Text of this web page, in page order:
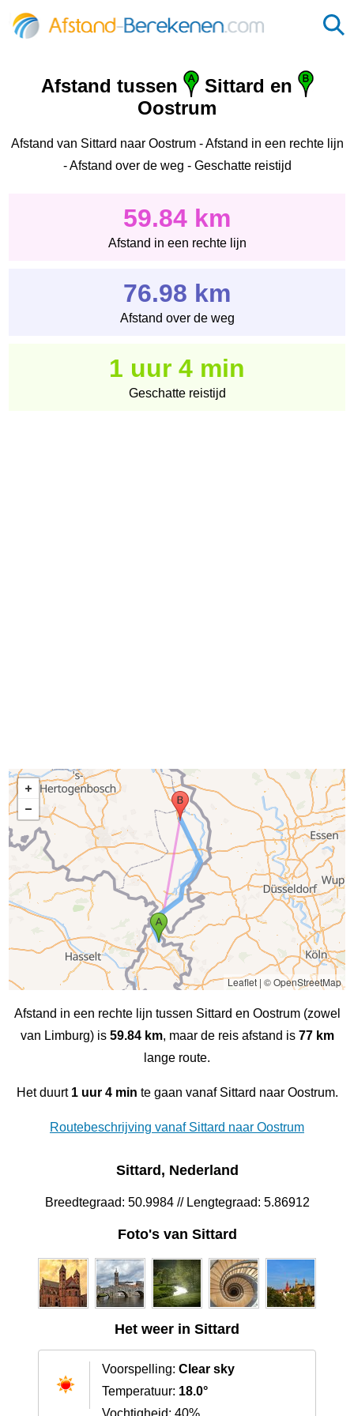
Afstand tussen
Sittard en
Oostrum
Afstand van Sittard naar Oostrum - Afstand in een rechte lijn
- Afstand over de weg - Geschatte reistijd
59.84 km
Afstand in een rechte lijn
76.98 km
Afstand over de weg
1 uur 4 min
Geschatte reistijd
Leaflet| © OpenStreetMap
Afstand in een rechte lijn tussen Sittard en Oostrum (zowel
van Limburg) is 59.84 km, maar de reis afstand is 77 km
lange route.
Het duurt 1 uur 4 min te gaan vanaf Sittard naar Oostrum.
Routebeschrijving vanaf Sittard naar Oostrum
Sittard, Nederland
Breedtegraad: 50.9984 // Lengtegraad: 5.86912
Foto's van Sittard
Het weer in Sittard
Voorspelling: Clear sky
Temperatuur: 18.0°